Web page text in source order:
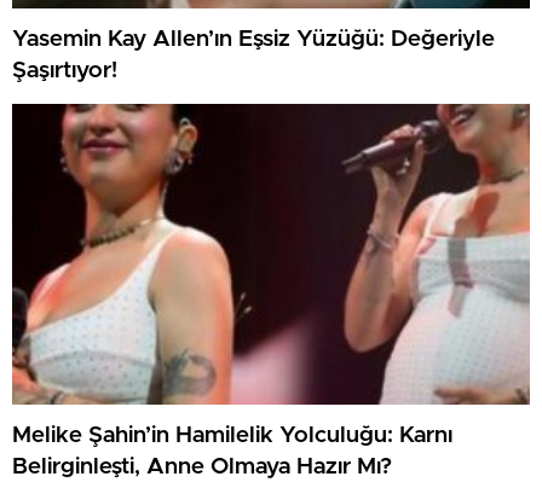
Yasemin Kay Allen’ın Eşsiz Yüzüğü: Değeriyle
Şaşırtıyor!
Melike Şahin’in Hamilelik Yolculuğu: Karnı
Belirginleşti, Anne Olmaya Hazır Mı?